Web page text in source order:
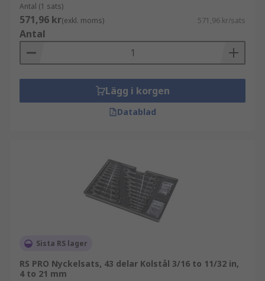
Antal (1 sats)
571,96 kr(exkl. moms) 571,96 kr/sats
Antal
Lägg i korgen
Datablad
Sista RS lager
RS PRO Nyckelsats, 43 delar Kolstål 3/16 to 11/32 in,
4 to 21 mm